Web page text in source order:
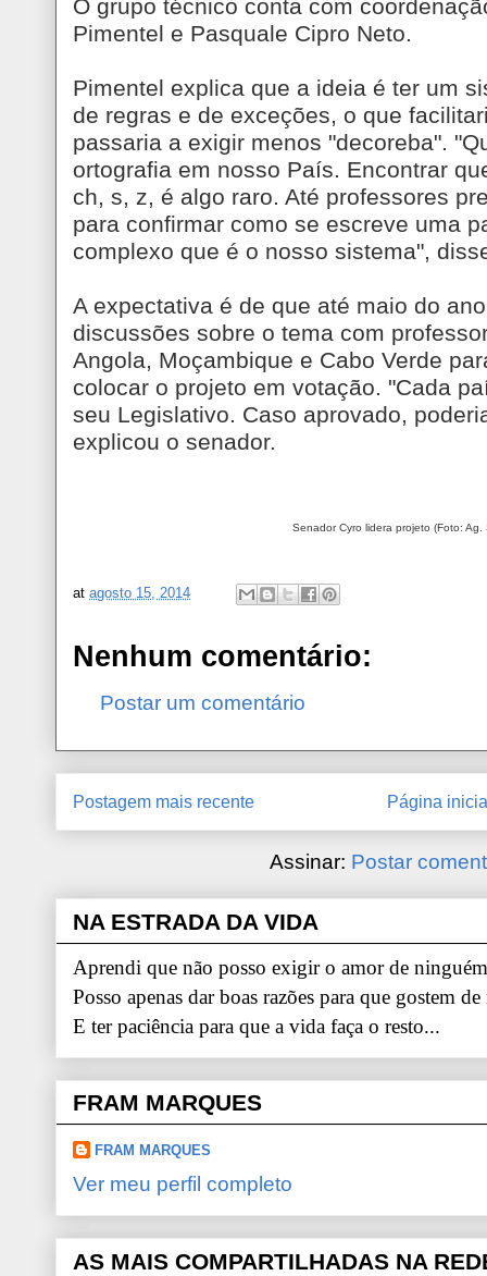
O grupo técnico conta com
Pimentel e Pasquale Cipro Neto.
Pimentel explica que a ideia é ter um
de regras e de exceções, o que
passaria a exigir menos "decoreba".
ortografia em nosso País. Encontrar
ch, s, z, é algo raro. Até professores
para confirmar como se escreve uma
complexo que é o nosso sistema",
A expectativa é de que até maio do
discussões sobre o tema com
Angola, Moçambique e Cabo Verde
colocar o projeto em votação. "Cada
seu Legislativo. Caso aprovado,
explicou o senador.
Senador Cyro lidera projeto (Foto: Ag.
at agosto 15, 2014
Nenhum comentário:
Postar um comentário
Postagem mais recente Página
Assinar: Postar
NA ESTRADA DA VIDA
Aprendi que não posso exigir o amor de
Posso apenas dar boas razões para que gostem
E ter paciência para que a vida faça o resto...
FRAM MARQUES
FRAM MARQUES
Ver meu perfil completo
AS MAIS COMPARTILHADAS NA